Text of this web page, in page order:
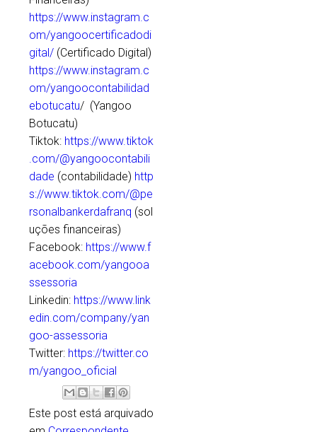
https://www.instagram.c
om/yangoocertificadodi
gital/ (Certificado Digital)
https://www.instagram.c
om/yangoocontabilidad
ebotucatu/ (Yangoo
Botucatu)
Tiktok: https://www.tiktok
.com/@yangoocontabili
dade (contabilidade) http
s://www.tiktok.com/@pe
rsonalbankerdafranq (sol
uções financeiras)
Facebook: https://www.f
acebook.com/yangooa
ssessoria
Linkedin: https://www.link
edin.com/company/yan
goo-assessoria
Twitter: https://twitter.co
m/yangoo_oficial
Este post está arquivado